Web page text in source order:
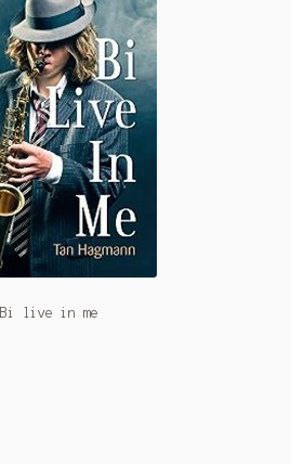
Bi live in me